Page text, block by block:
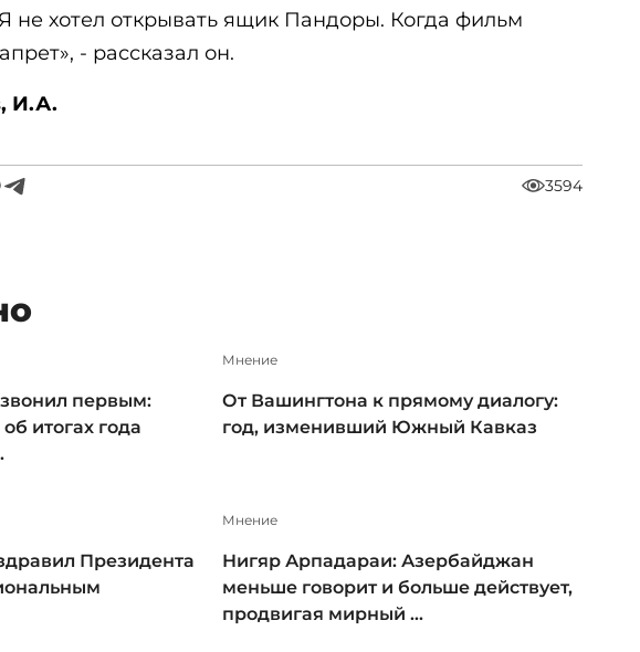
не хотел открывать ящик Пандоры. Когда фильм
- рассказал он.
И.А.
3594
первым:
итогах года
Мнение
От Вашингтона к прямому диалогу:
год, изменивший Южный Кавказ
Президента
Мнение
Нигяр Арпадараи: Азербайджан
меньше говорит и больше действует,
продвигая мирный ...